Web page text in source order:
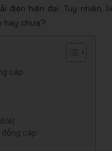
hiện đại. Tuy nhiên,
hay chưa?
cáp
cáp